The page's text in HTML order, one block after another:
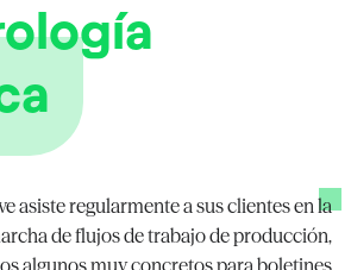
asiste regularmente a sus clientes en la
de flujos de trabajo de producción,